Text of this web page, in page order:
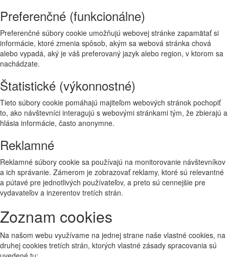
Preferenčné (funkcionálne)
Preferenčné súbory cookie umožňujú webovej stránke zapamätať si
informácie, ktoré zmenia spôsob, akým sa webová stránka chová
alebo vypadá, aký je váš preferovaný jazyk alebo region, v ktorom sa
nachádzate.
Štatistické (výkonnostné)
Tieto súbory cookie pomáhajú majiteľom webových stránok pochopiť
to, ako návštevníci interagujú s webovými stránkami tým, že zbierajú a
hlásia informácie, často anonymne.
Reklamné
Reklamné súbory cookie sa používajú na monitorovanie návštevníkov
a ich správanie. Zámerom je zobrazovať reklamy, ktoré sú relevantné
a pútavé pre jednotlivých používateľov, a preto sú cennejšie pre
vydavateľov a inzerentov tretích strán.
Zoznam cookies
Na našom webu využívame na jednej strane naše vlastné cookies, na
druhej cookies tretích strán, ktorých vlastné zásady spracovania sú